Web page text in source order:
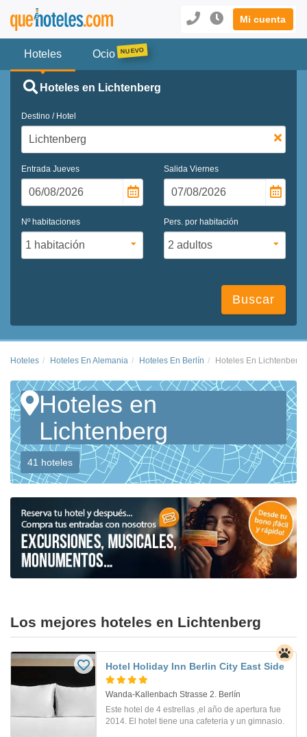
Mi cuenta
Hoteles Ocio
Hoteles en Lichtenberg
Destino / Hotel
Entrada Jueves Salida Viernes
Nº habitaciones Pers. por habitación
Buscar
Hoteles Hoteles En Alemania Hoteles En Berlín Hoteles En Lichtenberg
Hoteles en
Lichtenberg
41 hoteles
Los mejores hoteles en Lichtenberg
Hotel Holiday Inn Berlin City East Side
Wanda-Kallenbach Strasse 2. Berlín
Este hotel de 4 estrellas ,el año de apertura fue
2014. El hotel tiene una cafeteria y un gimnasio.